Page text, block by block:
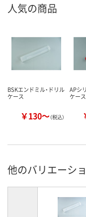
人気の商品
BSKエンドミル・ドリル
ケース
￥130～（税込）
APシ
ケース
他のバリエーシ